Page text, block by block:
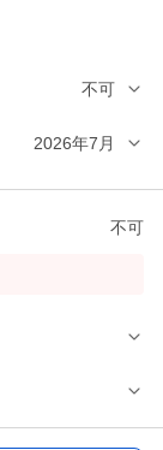
不可
2026年7月
不可